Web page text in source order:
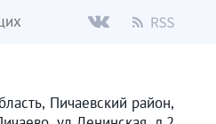
Пичаевский район,